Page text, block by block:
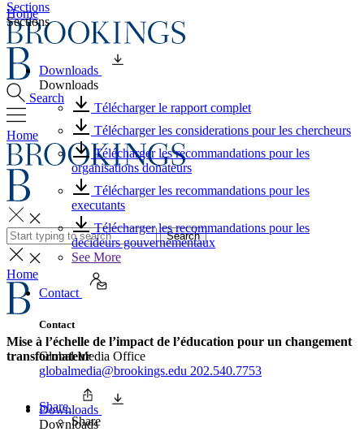
Home
Search
Home
Search
Home
Mise à l’échelle de l’impact de l’éducation pour un changement
transformateur
Downloads
Downloads
Sections
Sections
Downloads
Downloads
Télécharger le rapport complet
Télécharger les considerations pour les chercheurs
Télécharger les recommandations pour les
organisations donateurs
Télécharger les recommandations pour les
executants
Télécharger les recommandations pour les
decideurs gouvernementaux
See More
Contact
Contact
Global Media Office
globalmedia@brookings.edu 202.540.7753
Share
Share